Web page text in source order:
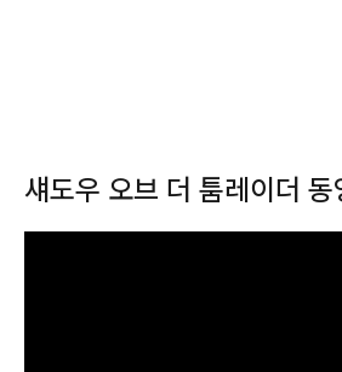
섀도우 오브 더 툼레이더